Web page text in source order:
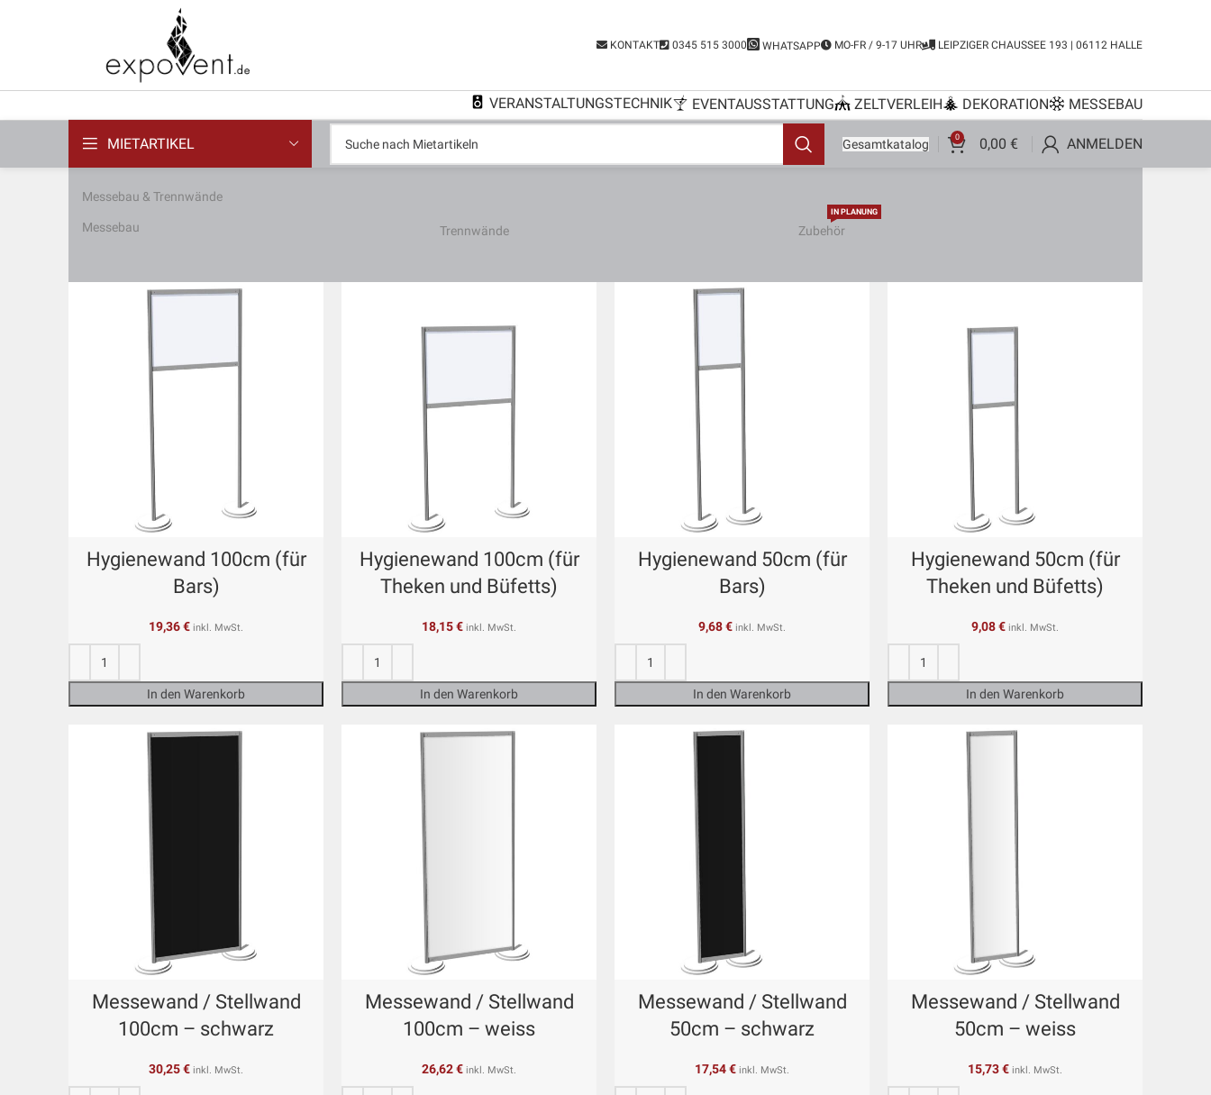
KONTAKT 0345 515 3000 WHATSAPP MO-FR / 9-17 UHR LEIPZIGER CHAUSSEE 193 | 06112 HALLE
VERANSTALTUNGSTECHNIK EVENTAUSSTATTUNG ZELTVERLEIH DEKORATION MESSEBAU
MIETARTIKEL Gesamtkatalog 0 0,00 € ANMELDEN
Messebau & Trennwände
Messebau Trennwände Zubehör
IN PLANUNG
Hygienewand 100cm (für
Bars)
19,36€ inkl. MwSt.
In den Warenkorb
Hygienewand 100cm (für
Theken und Büfetts)
18,15€ inkl. MwSt.
In den Warenkorb
Hygienewand 50cm (für
Bars)
9,68€ inkl. MwSt.
In den Warenkorb
Hygienewand 50cm (für
Theken und Büfetts)
9,08€ inkl. MwSt.
In den Warenkorb
Messewand / Stellwand
100cm – schwarz
30,25€ inkl. MwSt.
Messewand / Stellwand
100cm – weiss
26,62€ inkl. MwSt.
Messewand / Stellwand
50cm – schwarz
17,54€ inkl. MwSt.
Messewand / Stellwand
50cm – weiss
15,73€ inkl. MwSt.